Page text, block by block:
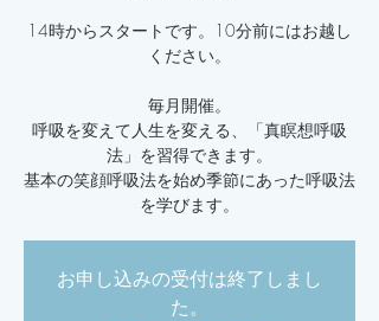
14時からスタートです。10分前にはお越し
ください。
毎月開催。
呼吸を変えて人生を変える、「真瞑想呼吸
法」を習得できます。
基本の笑顔呼吸法を始め季節にあった呼吸法
お申し込みの受付は終了しまし
た。